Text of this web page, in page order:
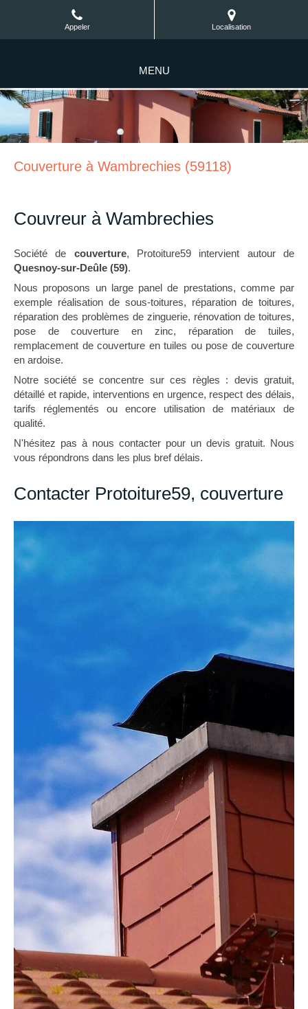
Appeler Localisation
MENU
Couverture à Wambrechies (59118)
Couvreur à Wambrechies
Société de couverture, Protoiture59 intervient autour de
Quesnoy-sur-Deûle (59).
Nous proposons un large panel de prestations, comme par
exemple réalisation de sous-toitures, réparation de toitures,
réparation des problèmes de zinguerie, rénovation de toitures,
pose de couverture en zinc, réparation de tuiles,
remplacement de couverture en tuiles ou pose de couverture
en ardoise.
Notre société se concentre sur ces règles : devis gratuit,
détaillé et rapide, interventions en urgence, respect des délais,
tarifs réglementés ou encore utilisation de matériaux de
qualité.
N'hésitez pas à nous contacter pour un devis gratuit. Nous
vous répondrons dans les plus bref délais.
Contacter Protoiture59, couverture